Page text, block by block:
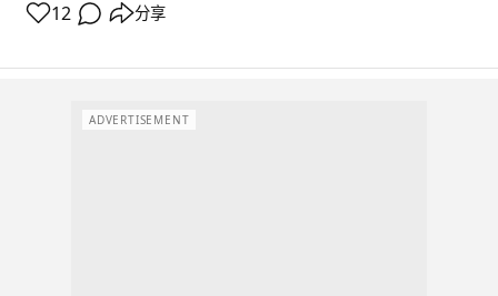
12 分享
ADVERTISEMENT